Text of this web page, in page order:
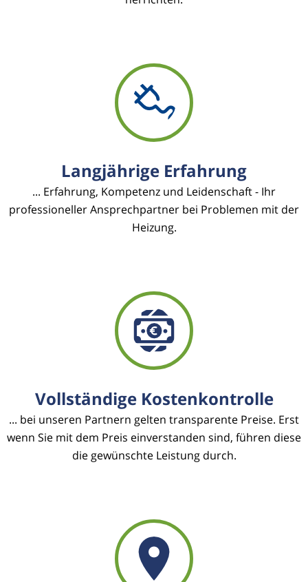
Langjährige Erfahrung
... Erfahrung, Kompetenz und Leidenschaft - Ihr
professioneller Ansprechpartner bei Problemen mit der
Heizung.
Vollständige Kostenkontrolle
... bei unseren Partnern gelten transparente Preise. Erst
wenn Sie mit dem Preis einverstanden sind, führen diese
die gewünschte Leistung durch.